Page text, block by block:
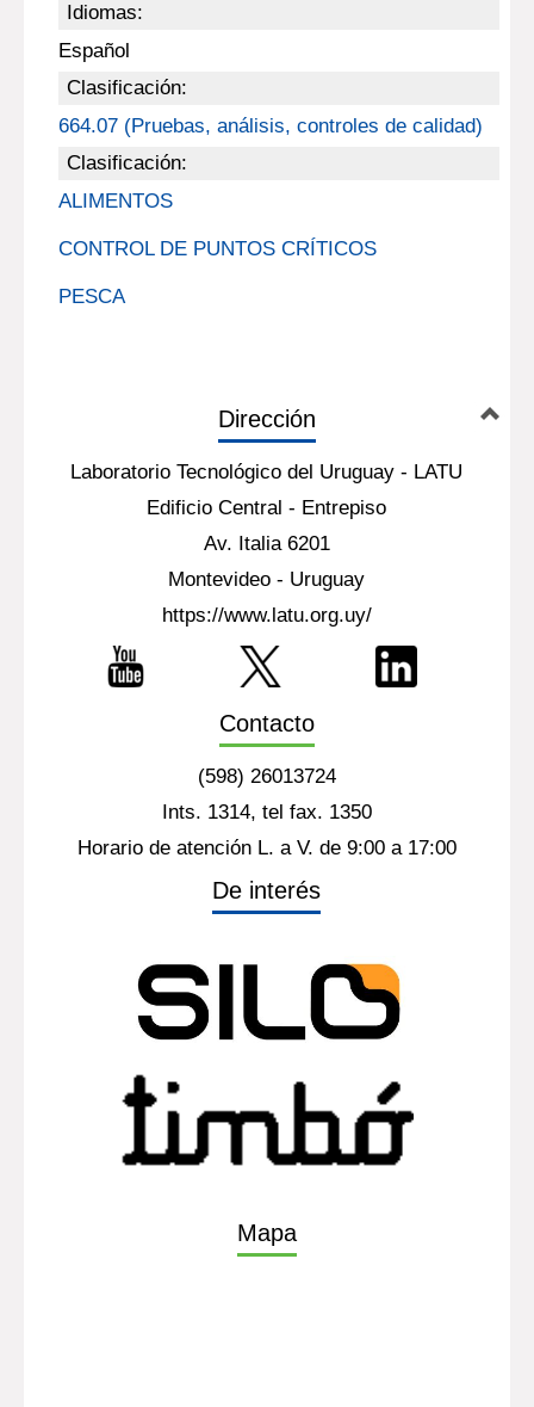
Idiomas:
Español
Clasificación:
664.07 (Pruebas, análisis, controles de calidad)
Clasificación:
ALIMENTOS
CONTROL DE PUNTOS CRÍTICOS
PESCA
Dirección
Laboratorio Tecnológico del Uruguay - LATU
Edificio Central - Entrepiso
Av. Italia 6201
Montevideo - Uruguay
https://www.latu.org.uy/
Contacto
(598) 26013724
Ints. 1314, tel fax. 1350
Horario de atención L. a V. de 9:00 a 17:00
De interés
Mapa